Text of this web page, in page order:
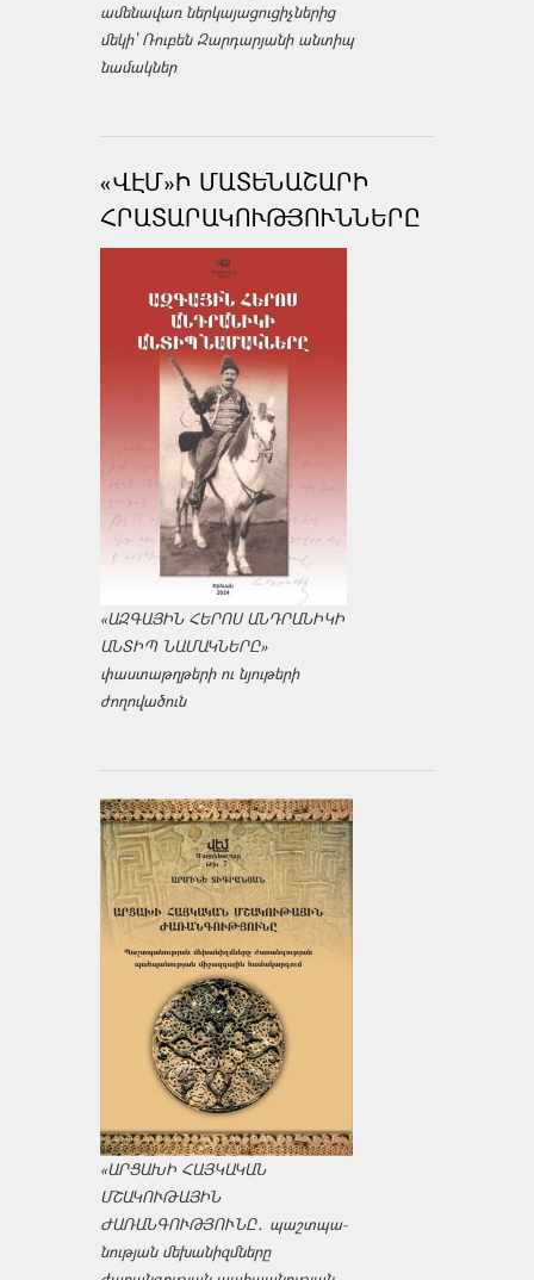
ամենավառ ներկայացուցիչներից
մեկի՝ Ռուբեն Զարդարյանի անտիպ
նամակներ
«ՎԷՄ»Ի ՄԱՏԵՆԱՇԱՐԻ
ՀՐԱՏԱՐԱԿՈՒԹՅՈՒՆՆԵՐԸ
«ԱԶԳԱՅԻՆ ՀԵՐՈՍ ԱՆԴՐԱՆԻԿԻ
ԱՆՏԻՊ ՆԱՄԱԿՆԵՐԸ»
փաստաթղթերի ու նյութերի
ժողովածուն
«ԱՐՑԱԽԻ ՀԱՅԿԱԿԱՆ
ՄՇԱԿՈՒԹԱՅԻՆ
ԺԱՌԱՆԳՈՒԹՅՈՒՆԸ․ պաշտպա­
նության մեխանիզմները